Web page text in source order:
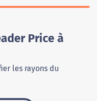
Price à
les rayons du